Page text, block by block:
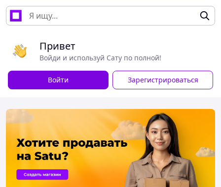
Привет
Войди и используй Сату по полной!
Войти Зарегистрироваться